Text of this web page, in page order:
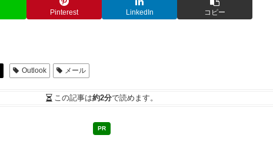
Pinterest LinkedIn コピー
Outlook メール
この記事は約2分で読めます。
PR